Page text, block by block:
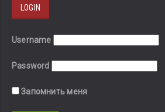
LOGIN
Username
Password
Запомнить меня